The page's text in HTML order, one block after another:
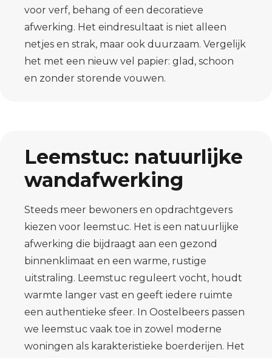
voor verf, behang of een decoratieve
afwerking. Het eindresultaat is niet alleen
netjes en strak, maar ook duurzaam. Vergelijk
het met een nieuw vel papier: glad, schoon
en zonder storende vouwen.
Leemstuc: natuurlijke
wandafwerking
Steeds meer bewoners en opdrachtgevers
kiezen voor leemstuc. Het is een natuurlijke
afwerking die bijdraagt aan een gezond
binnenklimaat en een warme, rustige
uitstraling. Leemstuc reguleert vocht, houdt
warmte langer vast en geeft iedere ruimte
een authentieke sfeer. In Oostelbeers passen
we leemstuc vaak toe in zowel moderne
woningen als karakteristieke boerderijen. Het